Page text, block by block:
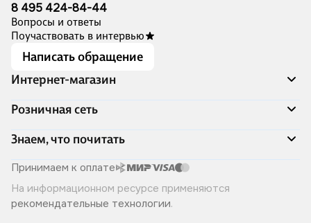
8 495 424-84-44
Вопросы и ответы
Поучаствовать в интервью
Написать обращение
Интернет-магазин
Акции
Доставка и оплата
Программа лояльности
Подарочные сертификаты
Правила продажи
Политика конфиденциальности
Розничная сеть
Адреса магазинов
Книжный Дозор
О компании
Читай-город для бизнеса
Хотите у нас работать?
Знаем, что почитать
Скоро в продаже
Лучшие из лучших
Читай-журнал
Принимаем к оплате
На информационном ресурсе применяются
рекомендательные технологии.